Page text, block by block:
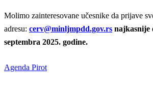
Molimo zainteresovane učesnike da prijave
adresu: cerv@minljmpdd.gov.rs najkasnije
septembra 2025. godine.
Agenda Pirot